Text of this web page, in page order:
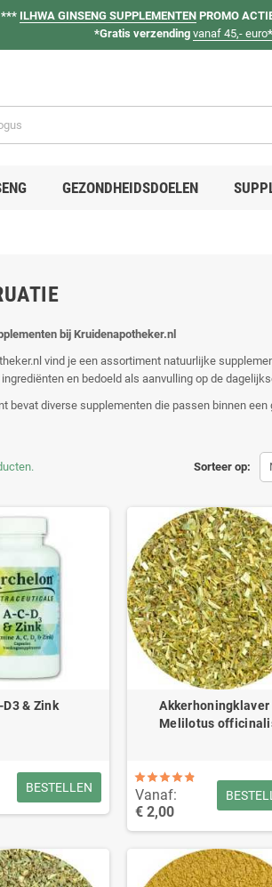
*** ILHWA GINSENG SUPPLEMENTEN PROMO
*Gratis verzending vanaf 45,- euro*
GEZONDHEIDSDOELEN
bij Kruidenapotheker.nl
vind je een assortiment natuurlijke
en bedoeld als aanvulling op de
bevat diverse supplementen die passen binnen
Sorteer op:
D3 & Zink
BESTELLEN
Akkerhoningklaver
Melilotus
Vanaf:
€ 2,00